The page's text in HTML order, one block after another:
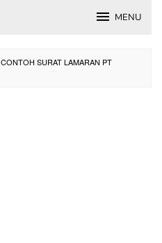
MENU
CONTOH SURAT LAMARAN PT